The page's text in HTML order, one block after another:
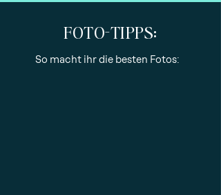
FOTO-TIPPS:
So macht ihr die besten Fotos: